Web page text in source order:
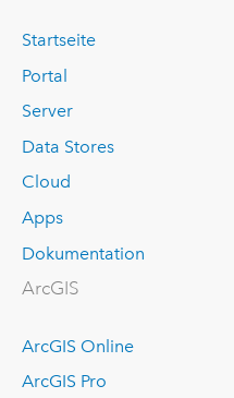
Startseite
Portal
Server
Data Stores
Cloud
Apps
Dokumentation
ArcGIS
ArcGIS Online
ArcGIS Pro